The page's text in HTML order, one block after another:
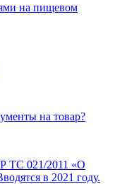
на пищевом
на товар?
ТС 021/2011 «О
в 2021 году.